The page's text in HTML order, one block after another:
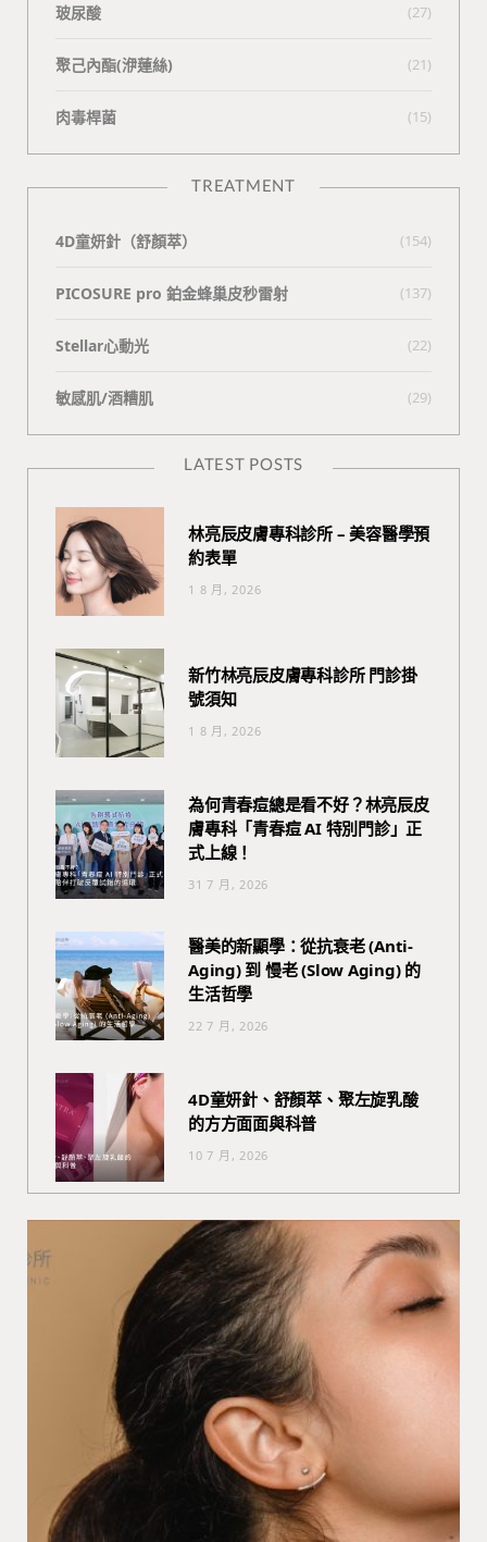
玻尿酸 (27)
聚己內酯(洢蓮絲) (21)
肉毒桿菌 (15)
TREATMENT
4D童妍針（舒顏萃） (154)
PICOSURE pro 鉑金蜂巢皮秒雷射 (137)
Stellar心動光 (22)
敏感肌/酒糟肌 (29)
LATEST POSTS
林亮辰皮膚專科診所 – 美容醫學預
約表單
1 8 月, 2026
新竹林亮辰皮膚專科診所 門診掛
號須知
1 8 月, 2026
為何青春痘總是看不好？林亮辰皮
膚專科「青春痘 AI 特別門診」正
式上線！
31 7 月, 2026
醫美的新顯學：從抗衰老 (Anti-
Aging) 到 慢老 (Slow Aging) 的
生活哲學
22 7 月, 2026
4D童妍針、舒顏萃、聚左旋乳酸
的方方面面與科普
10 7 月, 2026